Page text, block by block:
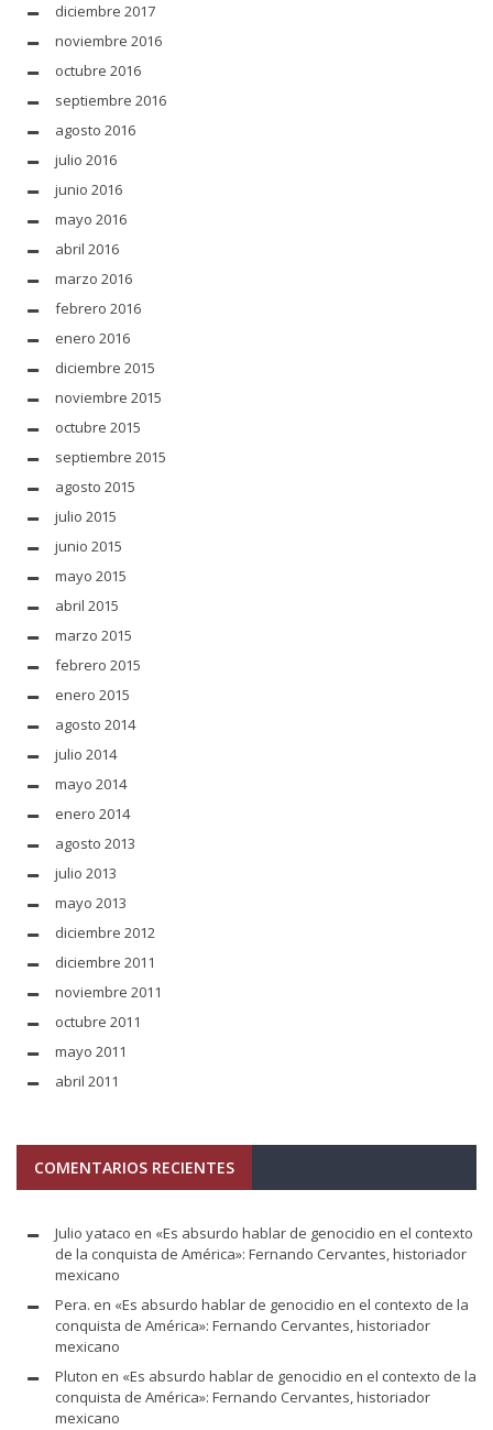
diciembre 2017
noviembre 2016
octubre 2016
septiembre 2016
agosto 2016
julio 2016
junio 2016
mayo 2016
abril 2016
marzo 2016
febrero 2016
enero 2016
diciembre 2015
noviembre 2015
octubre 2015
septiembre 2015
agosto 2015
julio 2015
junio 2015
mayo 2015
abril 2015
marzo 2015
febrero 2015
enero 2015
agosto 2014
julio 2014
mayo 2014
enero 2014
agosto 2013
julio 2013
mayo 2013
diciembre 2012
diciembre 2011
noviembre 2011
octubre 2011
mayo 2011
abril 2011
COMENTARIOS RECIENTES
Julio yataco en «Es absurdo hablar de genocidio en el contexto
de la conquista de América»: Fernando Cervantes, historiador
mexicano
Pera. en «Es absurdo hablar de genocidio en el contexto de la
conquista de América»: Fernando Cervantes, historiador
mexicano
Pluton en «Es absurdo hablar de genocidio en el contexto de la
conquista de América»: Fernando Cervantes, historiador
mexicano